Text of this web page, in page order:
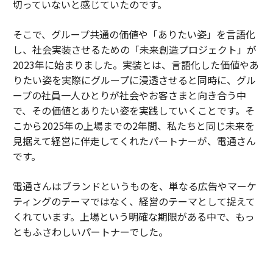
切っていないと感じていたのです。
そこで、グループ共通の価値や「ありたい姿」を言語化
し、社会実装させるための「未来創造プロジェクト」が
2023年に始まりました。実装とは、言語化した価値やあ
りたい姿を実際にグループに浸透させると同時に、グル
ープの社員一人ひとりが社会やお客さまと向き合う中
で、その価値とありたい姿を実践していくことです。そ
こから2025年の上場までの2年間、私たちと同じ未来を
見据えて経営に伴走してくれたパートナーが、電通さん
です。
電通さんはブランドというものを、単なる広告やマーケ
ティングのテーマではなく、経営のテーマとして捉えて
くれています。上場という明確な期限がある中で、もっ
ともふさわしいパートナーでした。